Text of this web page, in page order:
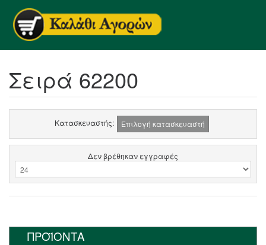
Σειρά 62200
Κατασκευαστής: Επιλογή κατασκευαστή
Δεν βρέθηκαν εγγραφές
ΠΡΟΪΟΝΤΑ